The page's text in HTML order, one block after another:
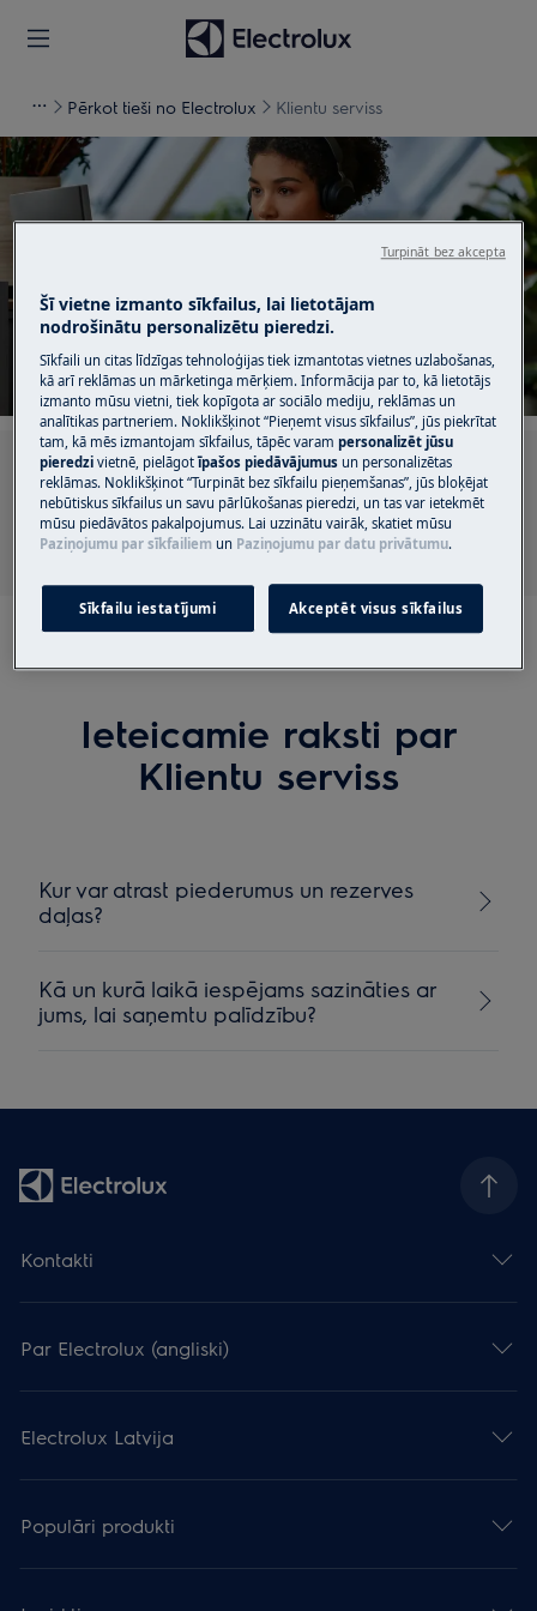
Pērkot tieši no Electrolux Klientu serviss
Meklēt mūsu atbalsta rakstos
Ieteicamie raksti par
Klientu serviss
Kur var atrast piederumus un rezerves
daļas?
Kā un kurā laikā iespējams sazināties ar
jums, lai saņemtu palīdzību?
Kontakti
Par Electrolux (angliski)
Electrolux Latvija
Populāri produkti
Šī vietne izmanto sīkfailus, lai lietotājam
nodrošinātu personalizētu pieredzi.
Sīkfaili un citas līdzīgas tehnoloģijas tiek izmantotas vietnes uzlabošanas,
kā arī reklāmas un mārketinga mērķiem. Informācija par to, kā lietotājs
izmanto mūsu vietni, tiek kopīgota ar sociālo mediju, reklāmas un
analītikas partneriem. Noklikšķinot “Pieņemt visus sīkfailus”, jūs piekrītat
tam, kā mēs izmantojam sīkfailus, tāpēc varampersonalizēt jūsu
pieredzivietnē, pielāgotīpašos piedāvājumus un personalizētas
reklāmas. Noklikšķinot “Turpināt bez sīkfailu pieņemšanas”, jūs bloķējat
nebūtiskus sīkfailus un savu pārlūkošanas pieredzi, un tas var ietekmēt
mūsu piedāvātos pakalpojumus. Lai uzzinātu vairāk, skatiet mūsu
Paziņojumu par sīkfailiem un Paziņojumu par datu privātumu.
Sīkfailu iestatījumi Akceptēt visus sīkfailus
Turpināt bez akcepta